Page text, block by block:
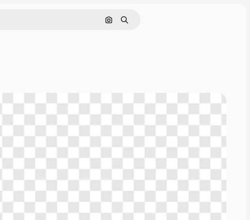
Nach Bild suchen
Suchen